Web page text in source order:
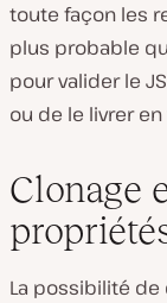
toute façon les
plus probable
pour valider le
ou de le livrer
Clonage
La possibilité